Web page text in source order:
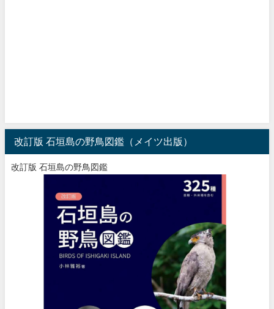
改訂版 石垣島の野鳥図鑑（メイツ出版）
改訂版 石垣島の野鳥図鑑